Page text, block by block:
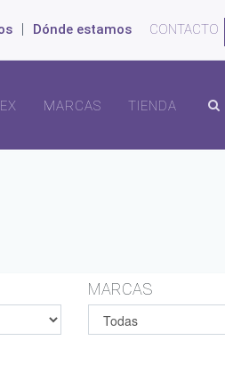
| Dónde estamos CONTACTO
MARCAS TIENDA
MARCAS